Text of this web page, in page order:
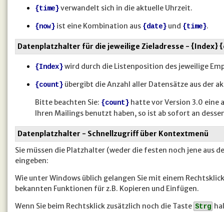
{time}verwandelt sich in die aktuelle Uhrzeit.
{now} ist eine Kombination aus {date} und {time}.
Datenplatzhalter für die jeweilige Zieladresse - {Index}
{Index}wird durch die Listenposition des jeweilige
{count} übergibt die Anzahl aller Datensätze aus der
Bitte beachten Sie: {count} hatte vor Version 3.0 eine
Ihren Mailings benutzt haben, so ist ab sofort an
Datenplatzhalter - Schnellzugriff über Kontextmenü
Sie müssen die Platzhalter (weder die festen noch jene aus
eingeben:
Wie unter Windows üblich gelangen Sie mit einem
bekannten Funktionen für z.B. Kopieren und Einfügen.
Wenn Sie beim Rechtsklick zusätzlich noch die Taste Strg